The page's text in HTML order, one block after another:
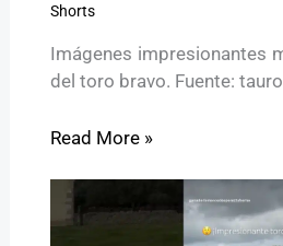
Shorts
Imágenes impresionantes
del toro bravo. Fuente:
Read More »